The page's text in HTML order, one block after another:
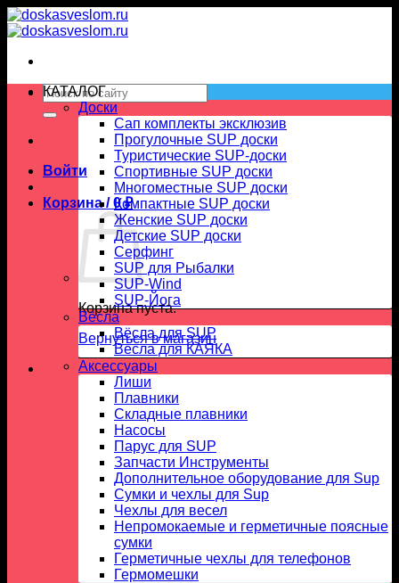
Skip
to
Искать:
Войти
Корзина /0₽
Корзина пуста.
Вернуться в магазин
КАТАЛОГ
Доски
Сап комплекты эксклюзив
Прогулочные SUP доски
Туристические SUP-доски
Спортивные SUP доски
Многоместные SUP доски
Компактные SUP доски
Женские SUP доски
Детские SUP доски
Серфинг
SUP для Рыбалки
SUP-Wind
SUP-Йога
Вёсла
Вёсла для SUP
Весла для КАЯКА
Аксессуары
Лиши
Плавники
Складные плавники
Насосы
Парус для SUP
Запчасти Инструменты
Дополнительное оборудование для Sup
Сумки и чехлы для Sup
Чехлы для весел
Непромокаемые и герметичные поясные
сумки
Герметичные чехлы для телефонов
Гермомешки